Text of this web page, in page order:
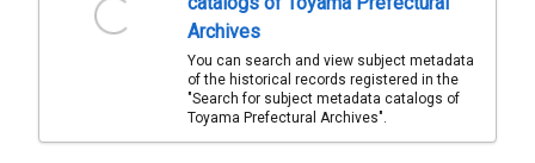
Archives
You can search and view subject metadata
of the historical records registered in the
"Search for subject metadata catalogs of
Toyama Prefectural Archives".